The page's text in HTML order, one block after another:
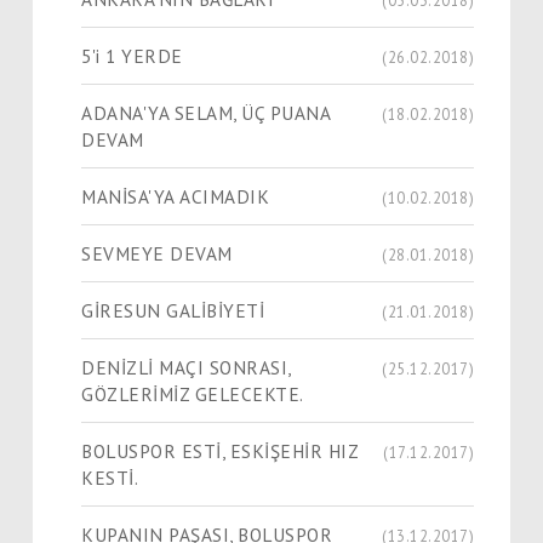
5'i 1 YERDE (26.02.2018)
ADANA'YA SELAM, ÜÇ PUANA
DEVAM
(18.02.2018)
MANİSA'YA ACIMADIK (10.02.2018)
SEVMEYE DEVAM (28.01.2018)
GİRESUN GALİBİYETİ (21.01.2018)
DENİZLİ MAÇI SONRASI,
GÖZLERİMİZ GELECEKTE.
(25.12.2017)
BOLUSPOR ESTİ, ESKİŞEHİR HIZ
KESTİ.
(17.12.2017)
KUPANIN PAŞASI, BOLUSPOR (13.12.2017)